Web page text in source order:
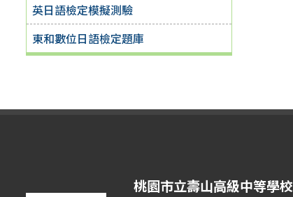
英日語檢定模擬測驗
東和數位日語檢定題庫
桃園市立壽山高級中等學校